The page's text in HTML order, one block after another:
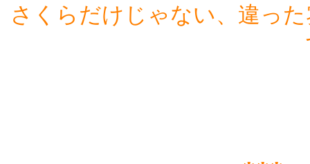
さくらだけじゃない、違っ